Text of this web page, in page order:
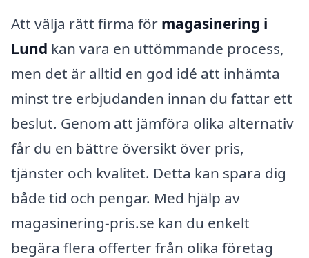
Att välja rätt firma för magasinering i
Lund kan vara en uttömmande process,
men det är alltid en god idé att inhämta
minst tre erbjudanden innan du fattar ett
beslut. Genom att jämföra olika alternativ
får du en bättre översikt över pris,
tjänster och kvalitet. Detta kan spara dig
både tid och pengar. Med hjälp av
magasinering-pris.se kan du enkelt
begära flera offerter från olika företag